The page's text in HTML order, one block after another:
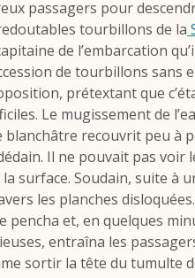
passagers pour
tourbillons de la
de l’embarcation
de tourbillons sans
prétextant que
Le mugissement de
blanchâtre recouvrit peu à
Il ne pouvait pas
surface. Soudain, suite à
les planches
pencha et, en quelques
entraîna les
sortir la tête du tumulte